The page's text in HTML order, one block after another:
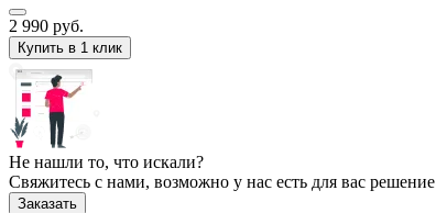
2 990 руб.
Купить в 1 клик
Не нашли то, что искали?
Свяжитесь с нами, возможно у нас есть для вас решение
Заказать